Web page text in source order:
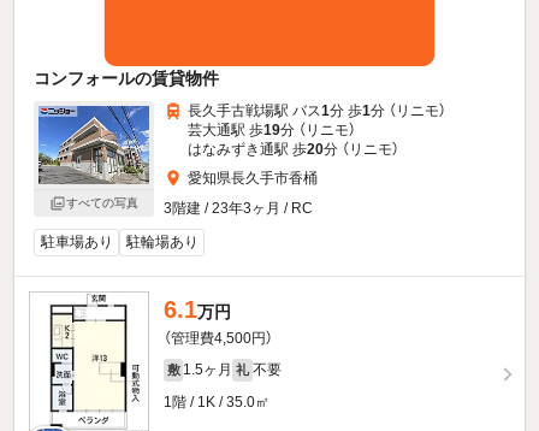
コンフォールの賃貸物件
すべての写真
長久手古戦場駅 バス1分 歩1分 （リニモ）
芸大通駅 歩19分 （リニモ）
はなみずき通駅 歩20分 （リニモ）
愛知県長久手市香桶
3階建 / 23年3ヶ月 / RC
駐車場あり
駐輪場あり
6.1万円
（管理費4,500円）
敷 1.5ヶ月 礼 不要
1階 / 1K / 35.0㎡